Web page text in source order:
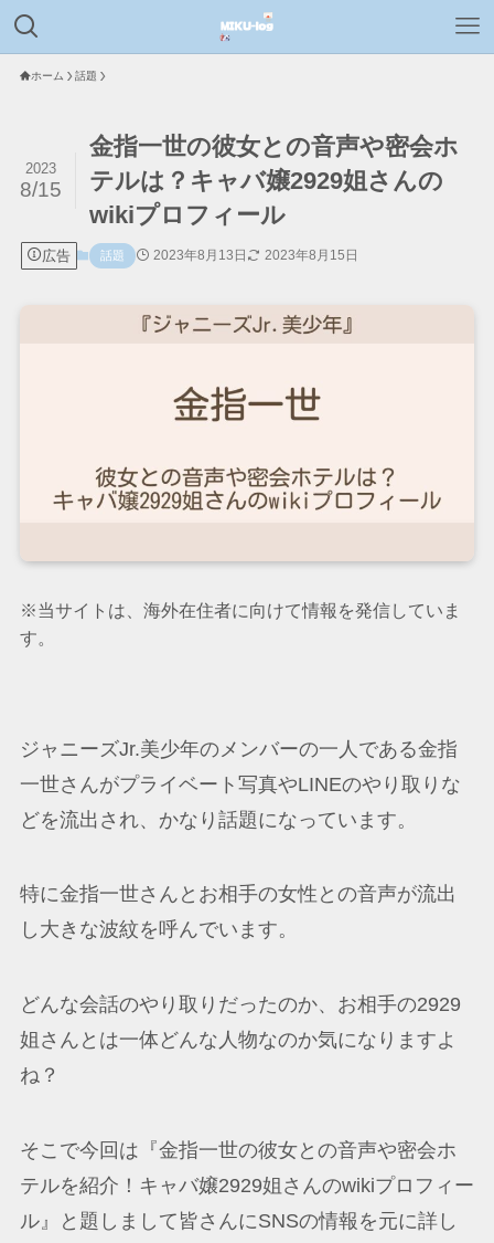
ホーム 話題
金指一世の彼女との音声や密会ホ
テルは？キャバ嬢2929姐さんの
wikiプロフィール
2023
8/15
広告 話題 2023年8月13日 2023年8月15日
※当サイトは、海外在住者に向けて情報を発信していま
す。
ジャニーズJr.美少年のメンバーの一人である金指
一世さんがプライベート写真やLINEのやり取りな
どを流出され、かなり話題になっています。
特に金指一世さんとお相手の女性との音声が流出
し大きな波紋を呼んでいます。
どんな会話のやり取りだったのか、お相手の2929
姐さんとは一体どんな人物なのか気になりますよ
ね？
そこで今回は『金指一世の彼女との音声や密会ホ
テルを紹介！キャバ嬢2929姐さんのwikiプロフィー
ル』と題しまして皆さんにSNSの情報を元に詳し